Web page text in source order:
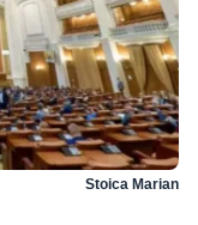
Stoica Marian